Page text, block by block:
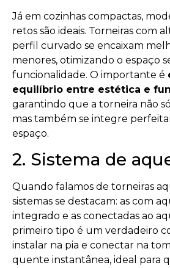
Já em cozinhas compactas,
retos são ideais. Torneiras com
perfil curvado se encaixam
menores, otimizando o espaço
funcionalidade. O importante é
equilíbrio entre estética e
garantindo que a torneira não
mas também se integre
espaço.
2. Sistema de
Quando falamos de torneiras
sistemas se destacam: as com
integrado e as conectadas ao
primeiro tipo é um verdadeiro
instalar na pia e conectar na
quente instantânea, ideal para